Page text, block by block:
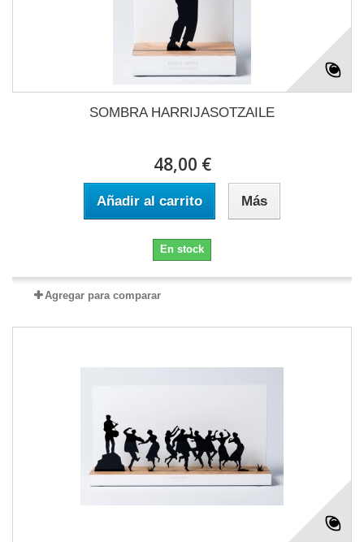
SOMBRA HARRIJASOTZAILE
48,00 €
Añadir al carrito Más
En stock
Agregar para comparar